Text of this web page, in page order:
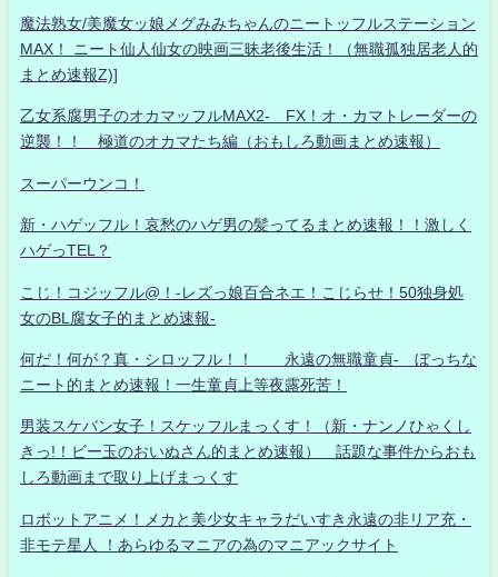
魔法熟女/美魔女ッ娘メグみみちゃんのニートッフルステーション
MAX！ ニート仙人仙女の映画三昧老後生活！（無職孤独居老人的
まとめ速報Z)]
乙女系腐男子のオカマッフルMAX2- FX！オ・カマトレーダーの
逆襲！！ 極道のオカマたち編（おもしろ動画まとめ速報）
スーパーウンコ！
新・ハゲッフル！哀愁のハゲ男の髪ってるまとめ速報！！激しく
ハゲっTEL？
こじ！コジッフル@！-レズっ娘百合ネエ！こじらせ！50独身処
女のBL腐女子的まとめ速報-
何だ！何が？真・シロッフル！！ 永遠の無職童貞- ぼっちな
ニート的まとめ速報！一生童貞上等夜露死苦！
男装スケバン女子！スケッフルまっくす！（新・ナンノひゃくし
きっ!！ビー玉のおいぬさん的まとめ速報） 話題な事件からおも
しろ動画まで取り上げまっくす
ロボットアニメ！メカと美少女キャラだいすき永遠の非リア充・
非モテ星人 ！あらゆるマニアの為のマニアックサイト